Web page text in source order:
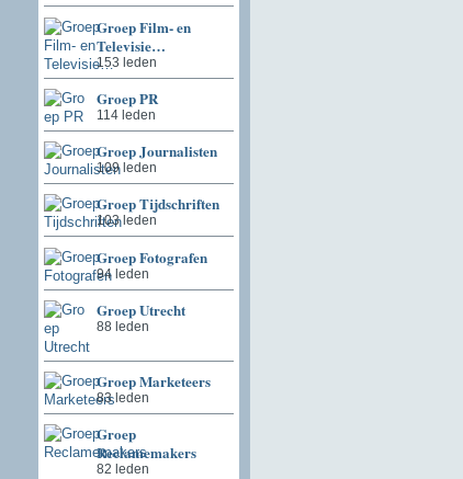
Groep Film- en
Televisie…
153 leden
Groep PR
114 leden
Groep Journalisten
109 leden
Groep Tijdschriften
103 leden
Groep Fotografen
94 leden
Groep Utrecht
88 leden
Groep Marketeers
83 leden
Groep
Reclamemakers
82 leden